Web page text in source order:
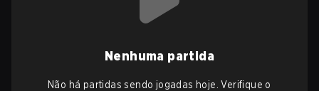
Nenhuma partida
Não há partidas sendo jogadas hoje. Verifique o